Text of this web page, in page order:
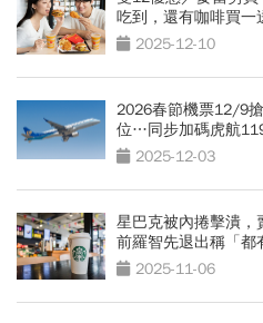
吃到，還有咖啡買
2025-12-10
2026春節機票12/9
位…同步加碼虎航
2025-12-03
星巴克被內捲擊潰
前羅智先退出稱「都
2025-11-06